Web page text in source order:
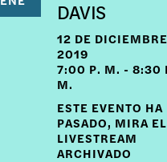
DAVIS
12 DE
2019
7:00 P. M. - 8:30
M.
ESTE EVENTO HA
PASADO, MIRA EL
LIVESTREAM
ARCHIVADO